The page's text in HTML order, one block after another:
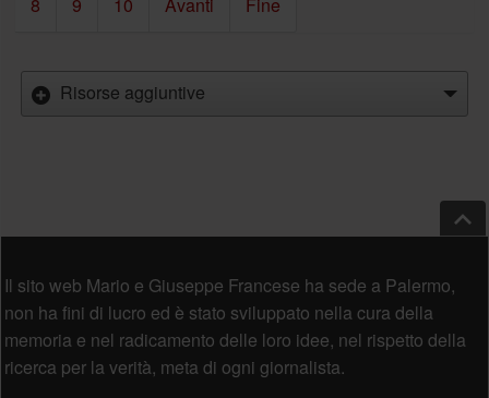
Risorse aggiuntive
Il sito web Mario e Giuseppe Francese ha sede a Palermo,
non ha fini di lucro ed è stato sviluppato nella cura della
memoria e nel radicamento delle loro idee, nel rispetto della
ricerca per la verità, meta di ogni giornalista.